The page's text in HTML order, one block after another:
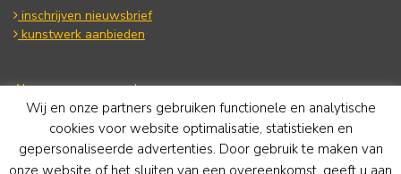
inschrijven nieuwsbrief
kunstwerk aanbieden
Algemene voorwaarden
Privacy statement
Cookie Policy
Disclaimer
Wij en onze partners gebruiken functionele en analytische
cookies voor website optimalisatie, statistieken en
gepersonaliseerde advertenties. Door gebruik te maken van
onze website of het sluiten van een overeenkomst, geeft u aan